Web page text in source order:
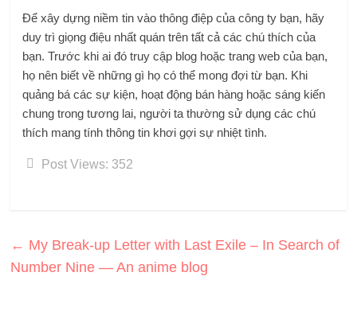
Để xây dựng niềm tin vào thông điệp của công ty bạn, hãy
duy trì giọng điệu nhất quán trên tất cả các chú thích của
bạn. Trước khi ai đó truy cập blog hoặc trang web của bạn,
họ nên biết về những gì họ có thể mong đợi từ bạn. Khi
quảng bá các sự kiện, hoạt động bán hàng hoặc sáng kiến ​​
chung trong tương lai, người ta thường sử dụng các chú
thích mang tính thông tin khơi gợi sự nhiệt tình.
Post Views: 352
← My Break-up Letter with Last Exile – In Search of
Number Nine — An anime blog